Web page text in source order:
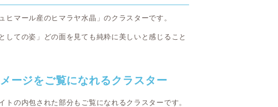
マール産のヒマラヤ水晶」のクラスターです。
しての姿」どの面を見ても純粋に美しいと感じること
ージをご覧になれるクラスター
の内包された部分もご覧になれるクラスターです。